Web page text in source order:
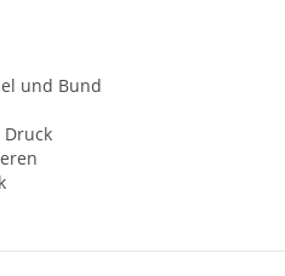
und Bund